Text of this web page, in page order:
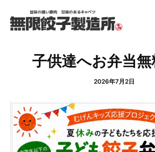
子供達へお弁当無
2026年7月2日
navigation